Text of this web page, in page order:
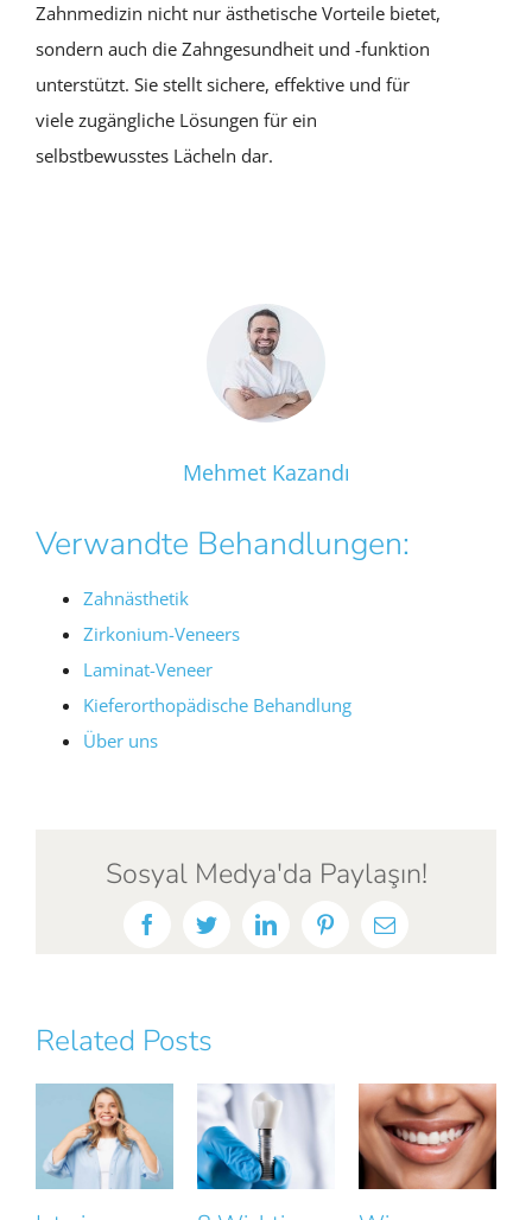
Zahnmedizin nicht nur ästhetische Vorteile bietet,
sondern auch die Zahngesundheit und -funktion
unterstützt. Sie stellt sichere, effektive und für
viele zugängliche Lösungen für ein
selbstbewusstes Lächeln dar.
Mehmet Kazandı
Verwandte Behandlungen:
Zahnästhetik
Zirkonium-Veneers
Laminat-Veneer
Kieferorthopädische Behandlung
Über uns
Sosyal Medya'da Paylaşın!
FacebookTwitterLinkedInPinterestEmail
Related Posts